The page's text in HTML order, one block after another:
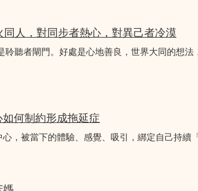
人，對同步者熱心，對異己者冷漠
聆聽者閘門。好處是心地善良，世界大同的想
何制約形成拖延症
，被當下的體驗、感覺、吸引，綁定自己持續